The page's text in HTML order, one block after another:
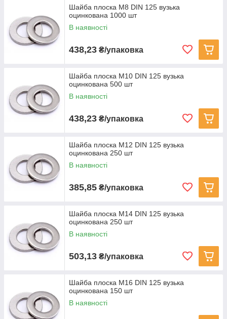
Шайба плоска M8 DIN 125 вузька
оцинкована 1000 шт
В наявності
438,23 ₴/упаковка
Шайба плоска M10 DIN 125 вузька
оцинкована 500 шт
В наявності
438,23 ₴/упаковка
Шайба плоска M12 DIN 125 вузька
оцинкована 250 шт
В наявності
385,85 ₴/упаковка
Шайба плоска M14 DIN 125 вузька
оцинкована 250 шт
В наявності
503,13 ₴/упаковка
Шайба плоска M16 DIN 125 вузька
оцинкована 150 шт
В наявності